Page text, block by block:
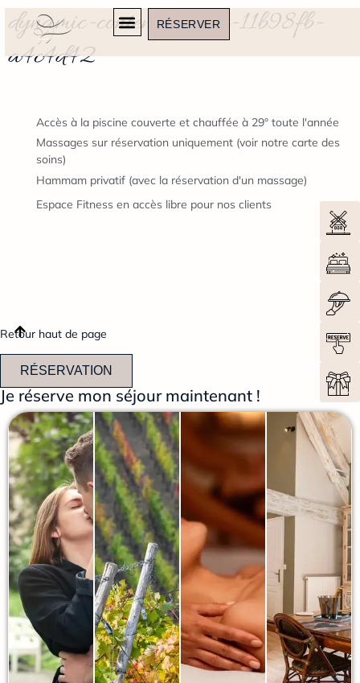
RÉSERVER
dynamic-content-widget-11b98fb-
a4c4d42
Accès à la piscine couverte et chauffée à 29° toute l'année
Massages sur réservation uniquement (voir notre carte des
soins)
Hammam privatif (avec la réservation d'un massage)
Espace Fitness en accès libre pour nos clients
Retour haut de page
RÉSERVATION
Je réserve mon séjour maintenant !